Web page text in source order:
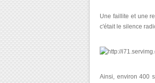
Une faillite et une
c'était le silence
Ainsi, environ 400